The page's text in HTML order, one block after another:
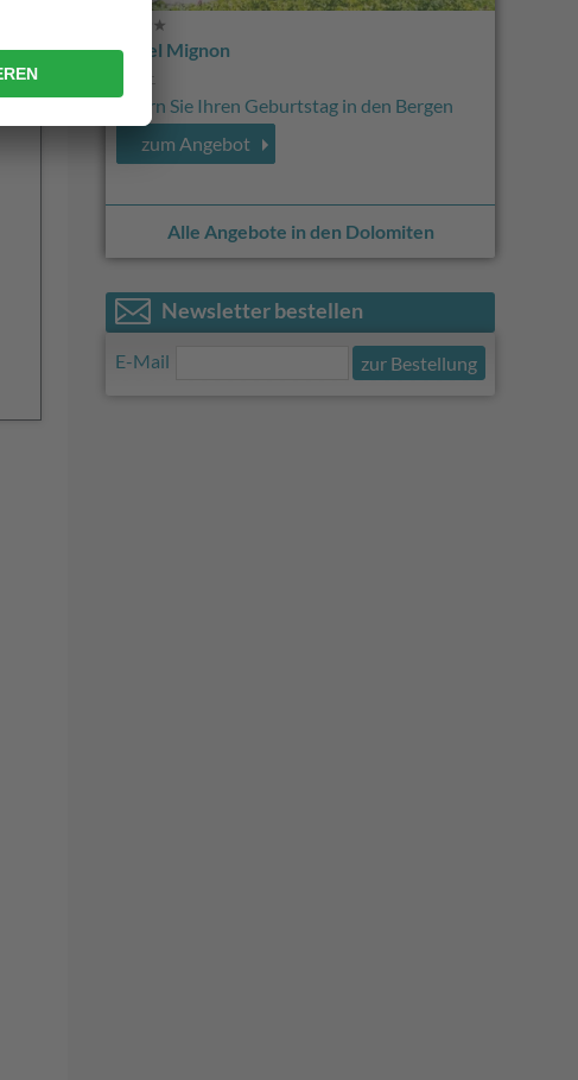
Hotel Mignon
Feiern Sie Ihren Geburtstag in den Bergen
zum Angebot
Alle Angebote in den Dolomiten
Newsletter bestellen
E-Mail